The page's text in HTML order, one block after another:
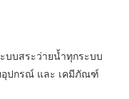
บบสระว่ายน้ำทุกระบบ
ปกรณ์ และ เคมีภัณฑ์